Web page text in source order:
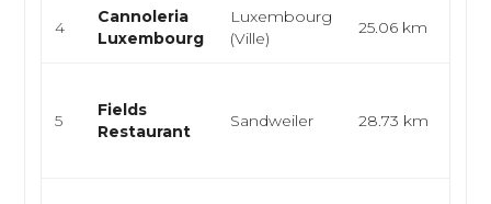
4
Cannoleria
Luxembourg
Luxembourg
(Ville)
25.06 km
5
Fields
Restaurant
Sandweiler 28.73 km